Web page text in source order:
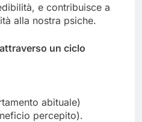
e contribuisce a
alla nostra psiche.
un ciclo
abituale)
percepito).